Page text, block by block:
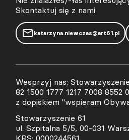
Skontaktuj się z nami
katarzyna.niewczas@art61.pl
Wesprzyj nas:
82 1500 1777 1217 7008 8552
z dopiskiem "wspieram
Stowarzyszenie 61
ul. Szpitalna 5/5, 00-031